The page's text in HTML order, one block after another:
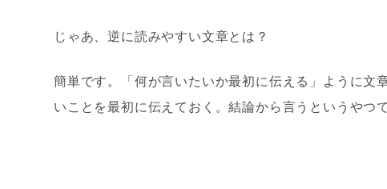
じゃあ、逆に読みやすい文章とは？
簡単です。「何が言いたいか最初に伝える」ように文
いことを最初に伝えておく。結論から言うというやつで